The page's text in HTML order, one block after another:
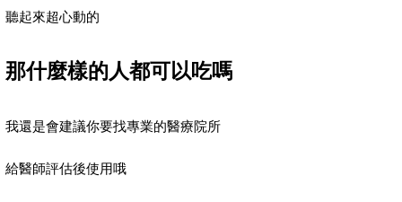
聽起來超心動的
那什麼樣的人都可以吃嗎
我還是會建議你要找專業的醫療院所
給醫師評估後使用哦